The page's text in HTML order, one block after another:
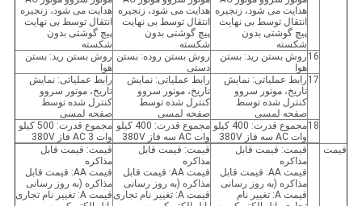
هدایت می شود، زنجیره
انتقال توسط بی نهایت
پیچ گوشتی بدون
شکسته
هدایت می شود، زنجیره
انتقال توسط بی نهایت
پیچ گوشتی بدون
شکسته
هدایت می شود، زنجیره
انتقال توسط بی نهایت
پیچ گوشتی بدون
شکسته
16 روش بستن رید: بستن
هوا
روش بستن روده: بستن
دستی
روش بستن رید: بستن
هوا
17 رابط عملیاتی: نمایش
تاریخ، موتور سروو
کنترل شده توسط
صفحه لمسی
رابط عملیاتی: نمایش
تاریخ، موتور سروو
کنترل شده توسط
صفحه لمسی
رابط عملیاتی: نمایش
تاریخ، موتور سروو
کنترل شده توسط
صفحه لمسی
18
مجموع قدرت: 400 کیلو
وات AC سه فاز 380V
مجموع قدرت: 400 کیلو
وات AC سه فاز 380V
مجموع قدرت: 500 کیلو
وات AC 3 فاز 380V
قیمت
قیمت: قیمت قابل
مذاکره
قیمت AA: قیمت قابل
مذاکره (به روز رسانی
قیمت A: تغییر نام
قیمت: قیمت قابل
مذاکره
قیمت AA: قیمت قابل
مذاکره (به روز رسانی
قیمت A: تغییر نام تجاری
قیمت: قیمت قابل
مذاکره
قیمت AA: قیمت قابل
مذاکره (به روز رسانی
قیمت A: تغییر نام تجاری